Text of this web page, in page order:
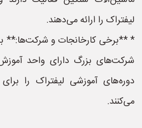
لیفتراک را ارائه می‌دهند.
* **برخی کارخانجات و شرکت‌ها:**
شرکت‌های بزرگ دارای واحد
دوره‌های آموزشی لیفتراک را برای
می‌کنند.